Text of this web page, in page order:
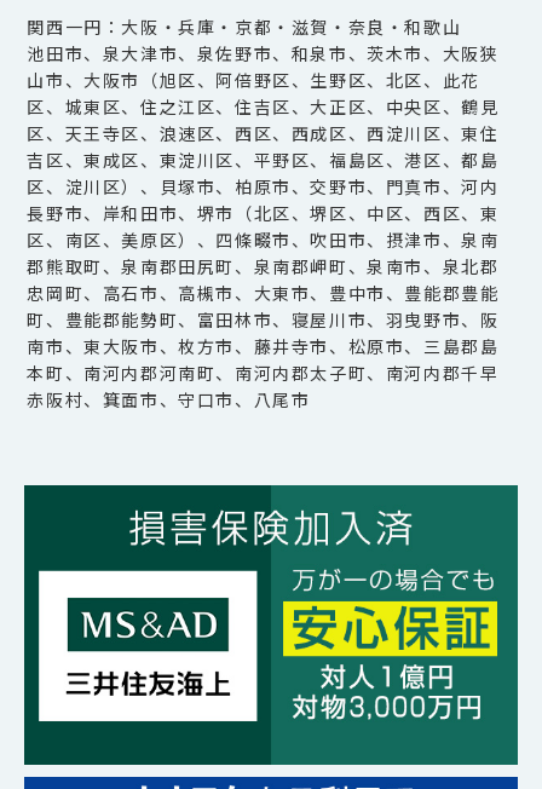
関西一円：大阪・兵庫・京都・滋賀・奈良・和歌山
池田市、泉大津市、泉佐野市、和泉市、茨木市、大阪狭
山市、大阪市（旭区、阿倍野区、生野区、北区、此花
区、城東区、住之江区、住吉区、大正区、中央区、鶴見
区、天王寺区、浪速区、西区、西成区、西淀川区、東住
吉区、東成区、東淀川区、平野区、福島区、港区、都島
区、淀川区）、貝塚市、柏原市、交野市、門真市、河内
長野市、岸和田市、堺市（北区、堺区、中区、西区、東
区、南区、美原区）、四條畷市、吹田市、摂津市、泉南
郡熊取町、泉南郡田尻町、泉南郡岬町、泉南市、泉北郡
忠岡町、高石市、高槻市、大東市、豊中市、豊能郡豊能
町、豊能郡能勢町、富田林市、寝屋川市、羽曳野市、阪
南市、東大阪市、枚方市、藤井寺市、松原市、三島郡島
本町、南河内郡河南町、南河内郡太子町、南河内郡千早
赤阪村、箕面市、守口市、八尾市